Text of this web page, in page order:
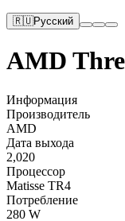
🇷🇺Русский
AMD
Информация
Производитель
AMD
Дата выхода
2,020
Процессор
Matisse TR4
Потребление
280 W